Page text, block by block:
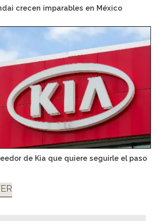
crecen imparables en México
de Kia que quiere seguirle el paso